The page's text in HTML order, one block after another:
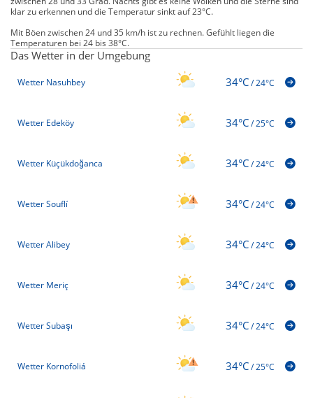
klar zu erkennen und die Temperatur sinkt auf 23°C.
Mit Böen zwischen 24 und 35 km/h ist zu rechnen. Gefühlt liegen die
Temperaturen bei 24 bis 38°C.
Das Wetter in der Umgebung
Wetter Nasuhbey 34°C/24°C
Wetter Edeköy 34°C/25°C
Wetter Küçükdoğanca 34°C/24°C
Wetter Souflí 34°C/24°C
Wetter Alibey 34°C/24°C
Wetter Meriç 34°C/24°C
Wetter Subaşı 34°C/24°C
Wetter Kornofoliá 34°C/25°C